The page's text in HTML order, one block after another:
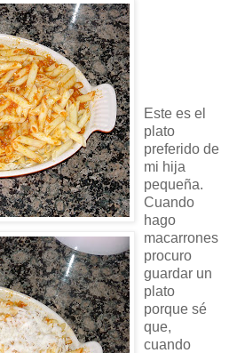
Este es el
plato
preferido de
mi hija
pequeña.
Cuando
hago
macarrones
procuro
guardar un
plato
porque sé
que,
cuando